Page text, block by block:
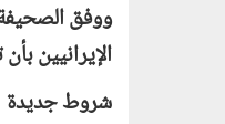
ووفق
الإيرانيين
شروط جديدة